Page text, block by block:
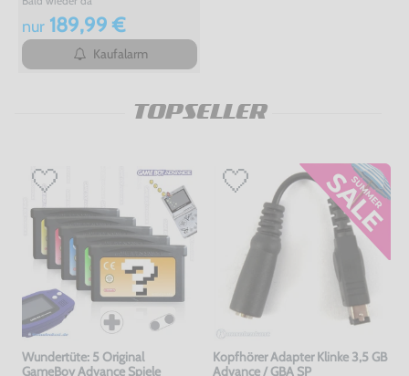
nur189,99 €
Kaufalarm
TOPSELLER
Wundertüte: 5 Original
GameBoy Advance Spiele
Kopfhörer Adapter Klinke 3,5 GB
Advance / GBA SP